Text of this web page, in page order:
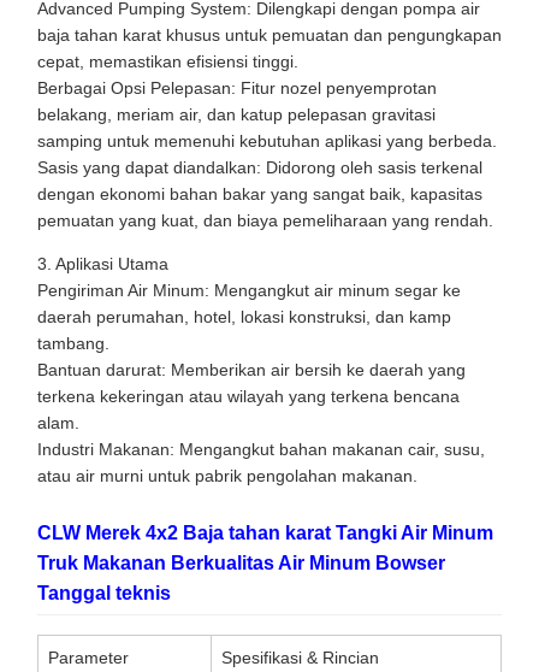
Advanced Pumping System: Dilengkapi dengan pompa air
baja tahan karat khusus untuk pemuatan dan pengungkapan
cepat, memastikan efisiensi tinggi.
Berbagai Opsi Pelepasan: Fitur nozel penyemprotan
belakang, meriam air, dan katup pelepasan gravitasi
samping untuk memenuhi kebutuhan aplikasi yang berbeda.
Sasis yang dapat diandalkan: Didorong oleh sasis terkenal
dengan ekonomi bahan bakar yang sangat baik, kapasitas
pemuatan yang kuat, dan biaya pemeliharaan yang rendah.
3. Aplikasi Utama
Pengiriman Air Minum: Mengangkut air minum segar ke
daerah perumahan, hotel, lokasi konstruksi, dan kamp
tambang.
Bantuan darurat: Memberikan air bersih ke daerah yang
terkena kekeringan atau wilayah yang terkena bencana
alam.
Industri Makanan: Mengangkut bahan makanan cair, susu,
atau air murni untuk pabrik pengolahan makanan.
CLW Merek 4x2 Baja tahan karat Tangki Air Minum
Truk Makanan Berkualitas Air Minum Bowser
Tanggal teknis
Parameter Spesifikasi & Rincian